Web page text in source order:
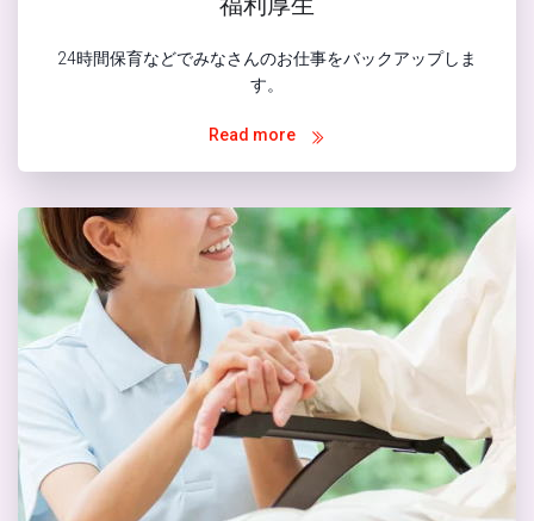
福利厚生
24時間保育などでみなさんのお仕事をバックアップしま
す。
Read more